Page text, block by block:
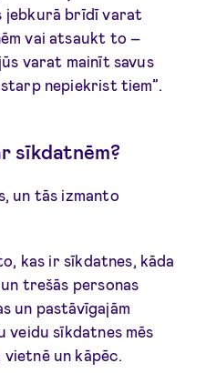
jebkurā brīdī varat
vai atsaukt to –
varat mainīt savus
nepiekrist tiem”.
sīkdatnēm?
un tās izmanto
kas ir sīkdatnes, kāda
trešās personas
un pastāvīgajām
veidu sīkdatnes mēs
vietnē un kāpēc.